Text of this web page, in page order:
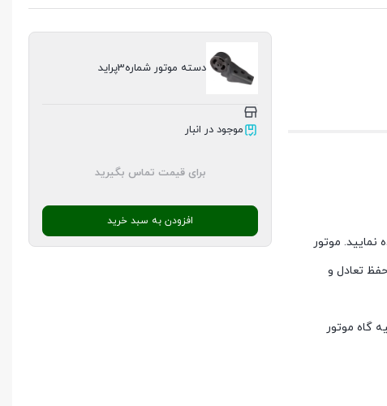
موتور
تعادل و
گاه موتور
دسته موتور شماره3پرايد
موجود در انبار
برای قیمت تماس بگیرید
افزودن به سبد خرید